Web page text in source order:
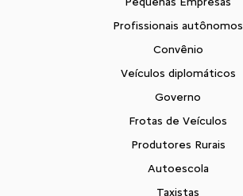
Profissionais autônomos
Convênio
Veículos diplomáticos
Governo
Frotas de Veículos
Produtores Rurais
Autoescola
Taxistas